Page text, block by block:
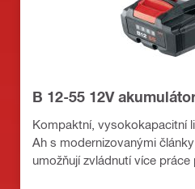
B 12-55 12V
Kompaktní, vysokokapacitní
Ah s modernizovanými
umožňují zvládnutí více